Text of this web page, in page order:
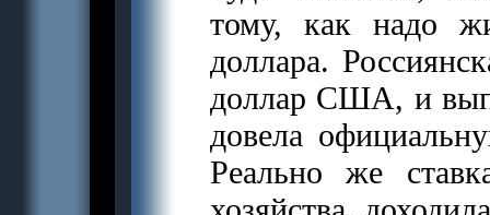
тому, как надо
доллара.
доллар США, и
довела
Реально же